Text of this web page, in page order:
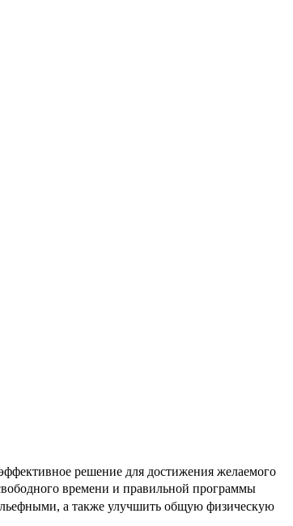
решение для достижения желаемого
времени и правильной программы
а также улучшить общую физическую